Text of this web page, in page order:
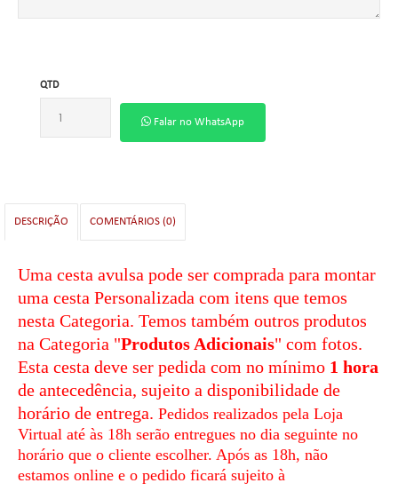
QTD
Falar no WhatsApp
DESCRIÇÃO COMENTÁRIOS (0)
Uma cesta avulsa pode ser comprada para montar
uma cesta Personalizada com itens que temos
nesta Categoria. Temos também outros produtos
na Categoria "Produtos Adicionais" com fotos.
Esta cesta deve ser pedida com no mínimo 1 hora
de antecedência, sujeito a disponibilidade de
horário de entrega. Pedidos realizados pela Loja
Virtual até às 18h serão entregues no dia seguinte no
horário que o cliente escolher. Após as 18h, não
estamos online e o pedido ficará sujeito à